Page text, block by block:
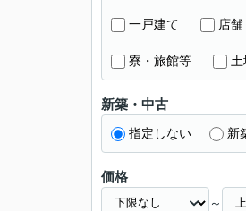
一戸建て 店
寮・旅館等
新築・中古
指定しない 新
価格
～